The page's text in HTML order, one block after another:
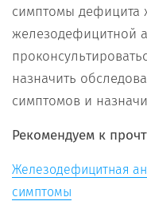
симптомы дефицита
железодефицитной
назначить
симптомов и
Рекомендуем к
Железодефицитная
симптомы